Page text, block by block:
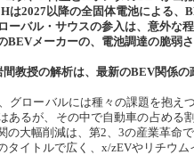
Hは2027以降の全固体電池による、
ーバル・サウスの参入は、意外な
BEVメーカーの、電池調達の脆弱
間教授の解析は、最新のBEV関係
グローバルには種々の課題を抱え
あるが、その中で自動車の占める
の大幅削減は、第2、3の産業革命で
タイトルで広く、x/zEVやリチウム